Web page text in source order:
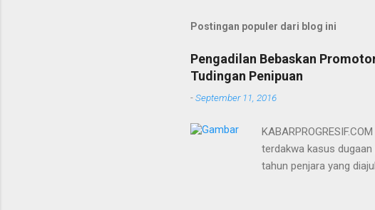
Postingan populer dari blog ini
Pengadilan Bebaskan
Tudingan Penipuan
-September 11, 2016
terdakwa kasus
tahun penjara yang
pidana. Dalam